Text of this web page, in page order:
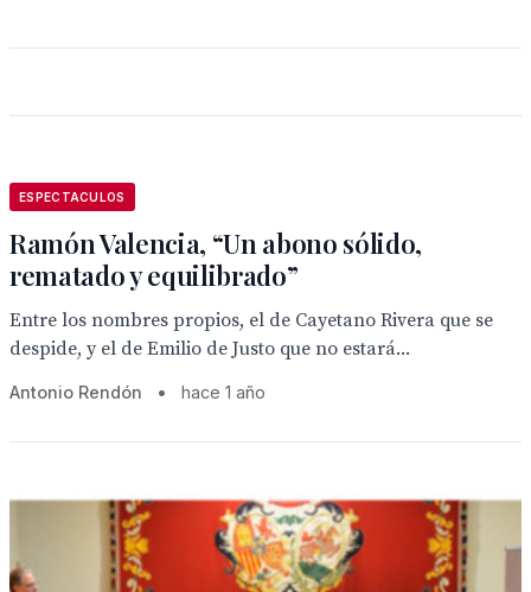
ESPECTACULOS
Ramón Valencia, “Un abono sólido,
rematado y equilibrado”
Entre los nombres propios, el de Cayetano Rivera que se
despide, y el de Emilio de Justo que no estará...
Antonio Rendón • hace 1 año